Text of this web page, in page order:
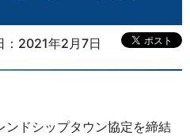
：2021年2月7日
ンドシップタウン協定を締結